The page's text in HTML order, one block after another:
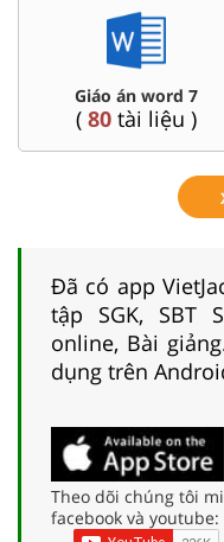
Giáo án word 7
( 80tài liệu )
Đã có app
tập SGK, SBT
online, Bài
dụng trên
Theo dõi chúng tôi
facebook và youtube: